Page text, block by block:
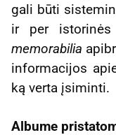
gali būti
ir per istorinės
memorabilia
informacijos
ką verta įsiminti.
Albume